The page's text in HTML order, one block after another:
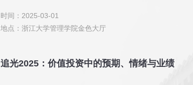
时间：2025-03-01
地点：浙江大学管理学院金色大厅
追光2025：价值投资中的预期、情绪与业绩